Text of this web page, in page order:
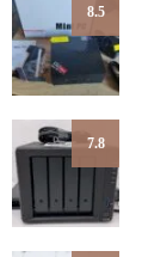
8.5
7.8